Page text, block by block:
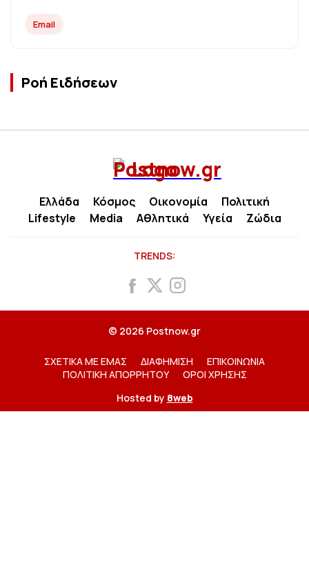
Email
Ροή Ειδήσεων
Ελλάδα Κόσμος Οικονομία
Πολιτική
Lifestyle
Media Αθλητικά Υγεία Ζώδια
TRENDS:
© 2026 Postnow.gr
ΣΧΕΤΙΚΑ ΜΕ ΕΜΑΣ ΔΙΑΦΗΜΙΣΗ
ΕΠΙΚΟΙΝΩΝΙΑ
ΠΟΛΙΤΙΚΗ ΑΠΟΡΡΗΤΟΥ
ΟΡΟΙ ΧΡΗΣΗΣ
Hosted by 8web